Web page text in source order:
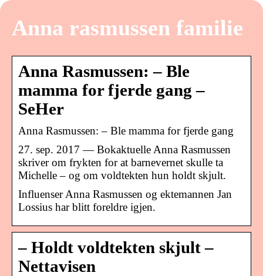
Anna rasmussen familie
Anna Rasmussen: – Ble
mamma for fjerde gang –
SeHer
Anna Rasmussen: – Ble mamma for fjerde gang
27. sep. 2017 — Bokaktuelle Anna Rasmussen
skriver om frykten for at barnevernet skulle ta
Michelle – og om voldtekten hun holdt skjult.
Influenser Anna Rasmussen og ektemannen Jan
Lossius har blitt foreldre igjen.
– Holdt voldtekten skjult –
Nettavisen